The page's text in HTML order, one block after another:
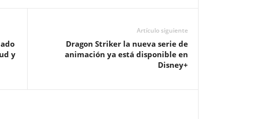
y
Artículo siguiente
Dragon Striker la nueva serie de
animación ya está disponible en
Disney+